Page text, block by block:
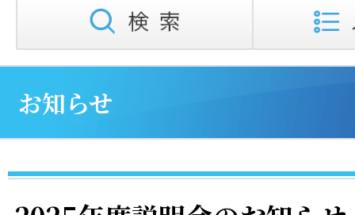
お知らせ